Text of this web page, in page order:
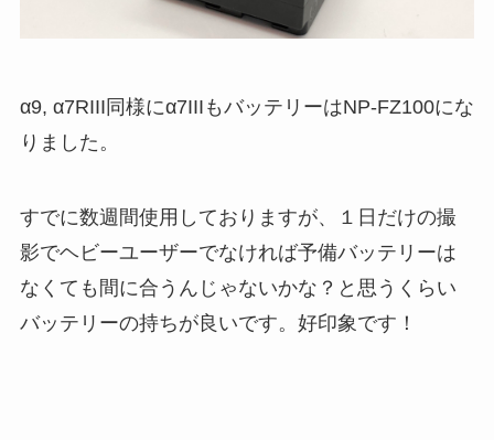
α9, α7RIII同様にα7IIIもバッテリーはNP-FZ100にな
りました。
すでに数週間使用しておりますが、１日だけの撮
影でヘビーユーザーでなければ予備バッテリーは
なくても間に合うんじゃないかな？と思うくらい
バッテリーの持ちが良いです。好印象です！